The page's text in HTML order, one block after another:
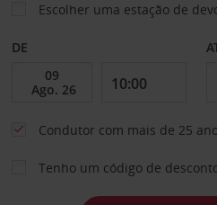
Escolher uma estação de
DE
Condutor com mais de 25
Tenho um código de